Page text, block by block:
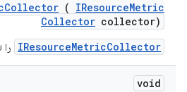
Collector ( IResourceMetric
Collector collector)
IResourceMetricCollector
void